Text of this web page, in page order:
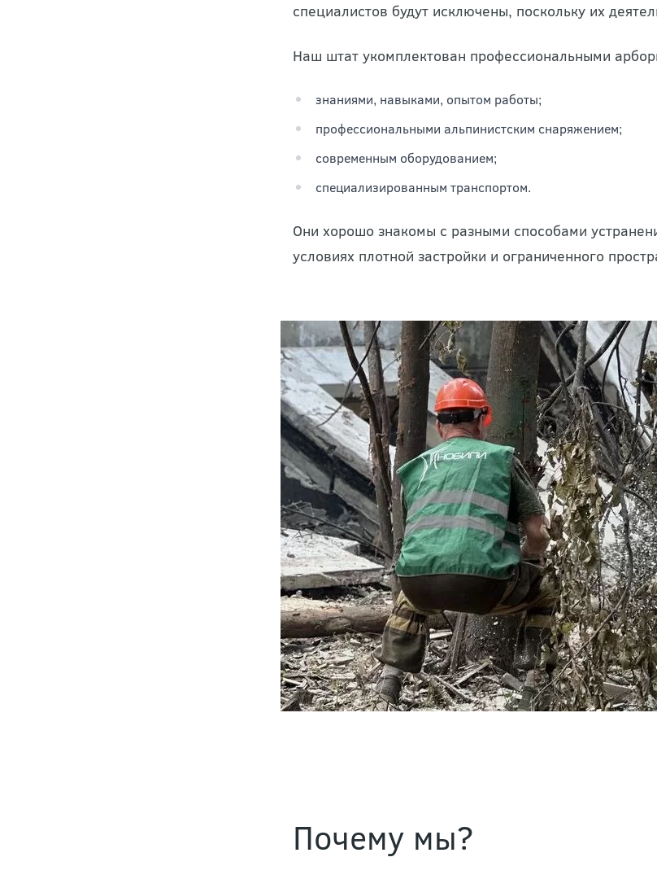
специалистов будут исключены, поскольку их
Наш штат укомплектован профессиональными
знаниями, навыками, опытом работы;
профессиональными альпинистским снаряжением;
современным оборудованием;
специализированным транспортом.
Они хорошо знакомы с разными способами
условиях плотной застройки и ограниченного
Почему мы?